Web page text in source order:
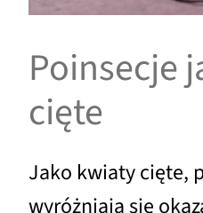
Poinsecje
cięte
Jako kwiaty cięte,
wyróżniają się